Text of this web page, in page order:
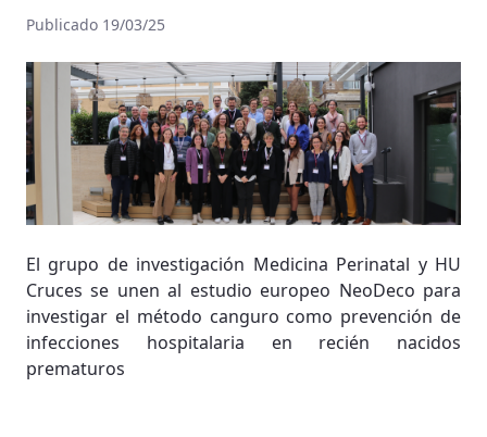
Publicado 19/03/25
El grupo de investigación Medicina Perinatal y HU
Cruces se unen al estudio europeo NeoDeco para
investigar el método canguro como prevención de
infecciones hospitalaria en recién nacidos
prematuros